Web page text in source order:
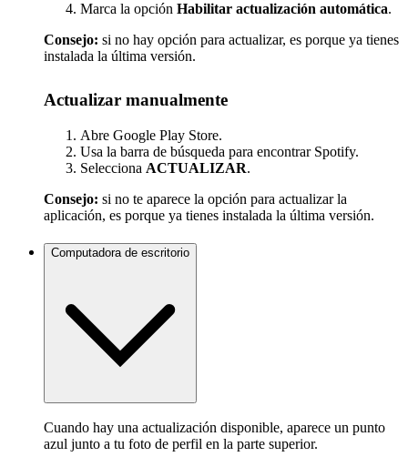
Marca la opción Habilitar actualización automática.
Consejo: si no hay opción para actualizar, es porque ya tienes
instalada la última versión.
Actualizar manualmente
Abre Google Play Store.
Usa la barra de búsqueda para encontrar Spotify.
Selecciona ACTUALIZAR.
Consejo: si no te aparece la opción para actualizar la
aplicación, es porque ya tienes instalada la última versión.
Computadora de escritorio
Cuando hay una actualización disponible, aparece un punto
azul junto a tu foto de perfil en la parte superior.